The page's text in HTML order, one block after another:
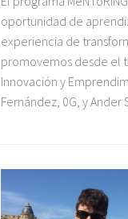
oportunidad de
experiencia de
promovemos desde el
Innovación y
Fernández, 0G, y Ander